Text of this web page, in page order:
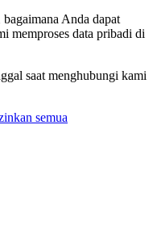
Anda dapat
memproses data pribadi di
saat menghubungi kami
semua